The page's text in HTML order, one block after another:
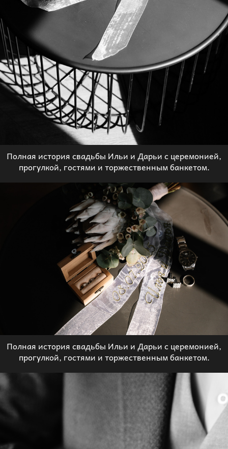
Полная история свадьбы Ильи и Дарьи с церемонией,
прогулкой, гостями и торжественным банкетом.
Полная история свадьбы Ильи и Дарьи с церемонией,
прогулкой, гостями и торжественным банкетом.